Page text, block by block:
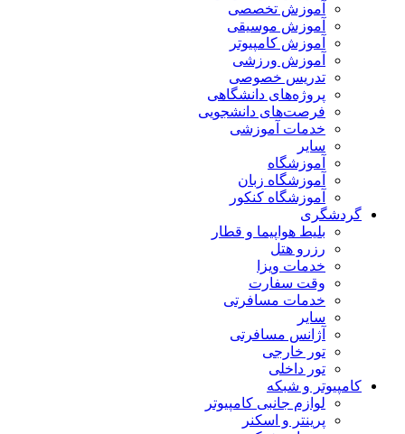
آموزش تخصصی
آموزش موسیقی
آموزش کامپیوتر
آموزش ورزشی
تدریس خصوصی
پروژه‌های دانشگاهی
فرصت‌های دانشجویی
خدمات آموزشی
سایر
آموزشگاه
آموزشگاه زبان
آموزشگاه کنکور
گردشگری
بلیط هواپیما و قطار
رزرو هتل
خدمات ویزا
وقت سفارت
خدمات مسافرتی
سایر
آژانس مسافرتی
تور خارجی
تور داخلی
کامپیوتر و شبکه
لوازم جانبی کامپیوتر
پرینتر و اسکنر